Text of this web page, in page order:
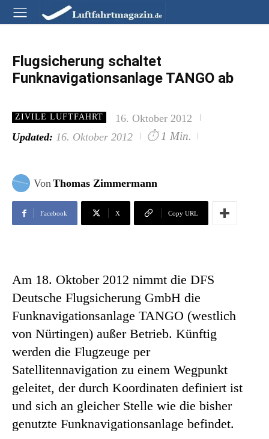
Flugsicherung schaltet
Funknavigationsanlage TANGO ab
ZIVILE LUFTFAHRT
16. Oktober 2012
Updated: 16. Oktober 2012 ⏱ 1 Min.
VonThomas Zimmermann
Facebook X Copy URL
Am 18. Oktober 2012 nimmt die DFS
Deutsche Flugsicherung GmbH die
Funknavigationsanlage TANGO (westlich
von Nürtingen) außer Betrieb. Künftig
werden die Flugzeuge per
Satellitennavigation zu einem Wegpunkt
geleitet, der durch Koordinaten definiert ist
und sich an gleicher Stelle wie die bisher
genutzte Funknavigationsanlage befindet.